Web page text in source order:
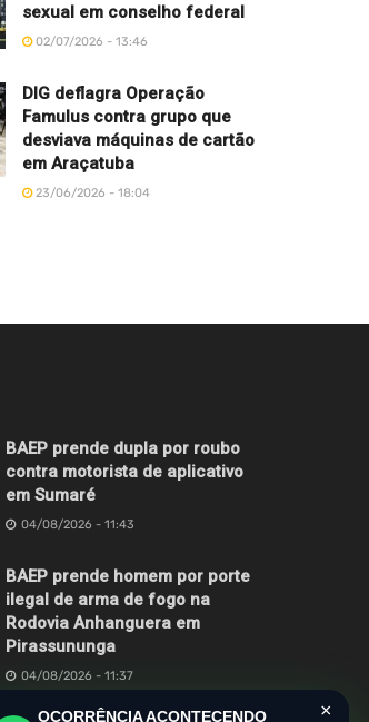
sexual em conselho federal
02/07/2026 - 13:46
DIG deflagra Operação
Famulus contra grupo que
desviava máquinas de cartão
em Araçatuba
23/06/2026 - 18:04
BAEP prende dupla por roubo
contra motorista de aplicativo
em Sumaré
04/08/2026 - 11:43
BAEP prende homem por porte
ilegal de arma de fogo na
Rodovia Anhanguera em
Pirassununga
04/08/2026 - 11:37
×
OCORRÊNCIA ACONTECENDO